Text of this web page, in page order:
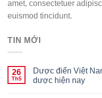
amet, consectetuer
euismod tincidunt.
TIN MỚI
26
Th5
Dược điển Việt
dược hiện nay